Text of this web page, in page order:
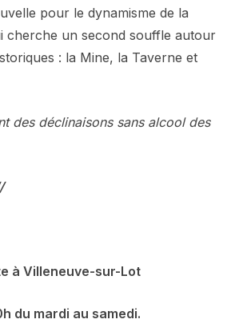
pour le dynamisme de la
cherche un second souffle autour
: la Mine, la Taverne et
des déclinaisons sans alcool des
à Villeneuve-sur-Lot
du mardi au samedi.